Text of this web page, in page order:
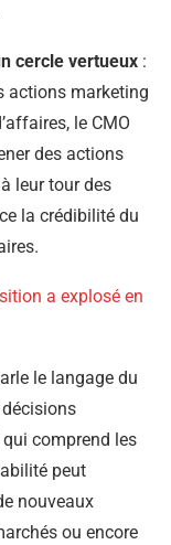
cercle vertueux :
actions marketing
le CMO
des actions
leur tour des
la crédibilité du
a explosé en
le langage du
comprend les
peut
nouveaux
ou encore